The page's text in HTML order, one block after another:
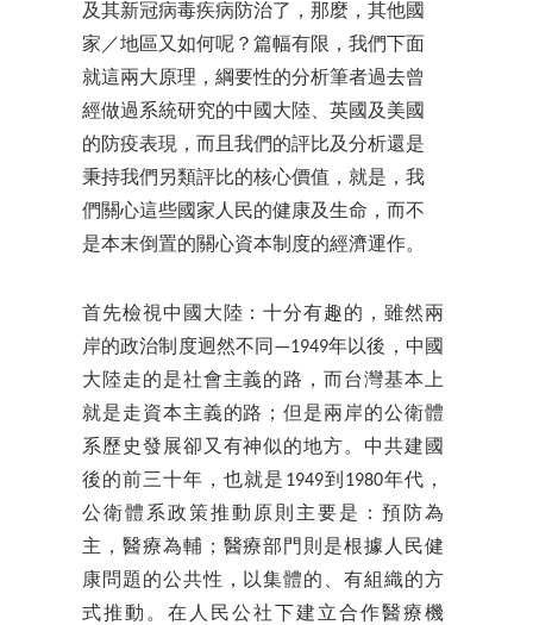
及其新冠病毒疾病防治了，那麼，其他國
家／地區又如何呢？篇幅有限，我們下面
就這兩大原理，綱要性的分析筆者過去曾
經做過系統研究的中國大陸、英國及美國
的防疫表現，而且我們的評比及分析還是
秉持我們另類評比的核心價值，就是，我
們關心這些國家人民的健康及生命，而不
是本末倒置的關心資本制度的經濟運作。
首先檢視中國大陸：十分有趣的，雖然兩
岸的政治制度迥然不同—1949年以後，中國
大陸走的是社會主義的路，而台灣基本上
就是走資本主義的路 ；但是兩岸的公衛體
系歷史發展卻又有神似的地方。中共建國
後的前三十年，也就是1949到1980年代，
公衛體系政策推動原則主要是：預防為
主，醫療為輔；醫療部門則是根據人民健
康問題的公共性，以集體的、有組織的方
式推動。在人民公社下建立合作醫療機